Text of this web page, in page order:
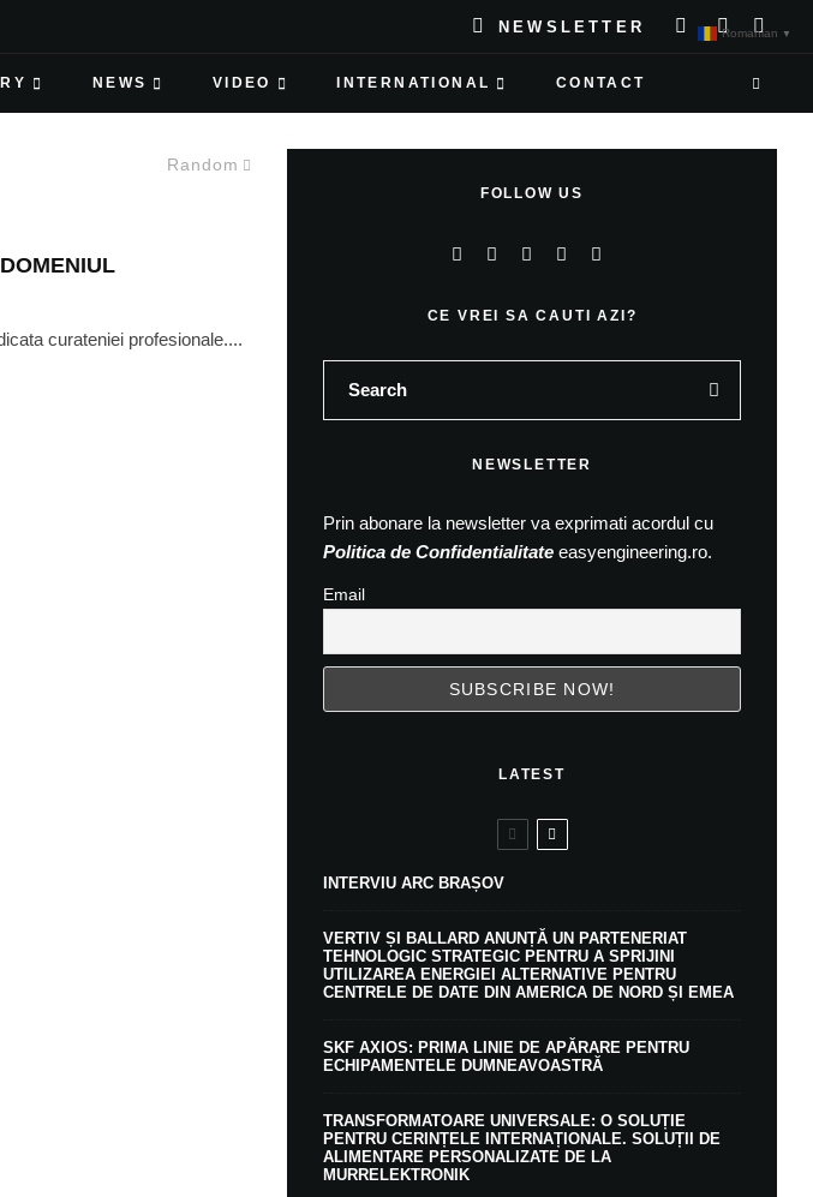
NEWSLETTER
NEWS VIDEO INTERNATIONAL CONTACT
Random
curateniei profesionale....
FOLLOW US
CE VREI SA CAUTI AZI?
NEWSLETTER
Prin abonare la newsletter va exprimati acordul cu
Politica de Confidentialitate easyengineering.ro.
Email
LATEST
INTERVIU ARC BRAȘOV
VERTIV ȘI BALLARD ANUNȚĂ UN PARTENERIAT
TEHNOLOGIC STRATEGIC PENTRU A SPRIJINI
UTILIZAREA ENERGIEI ALTERNATIVE PENTRU
CENTRELE DE DATE DIN AMERICA DE NORD ȘI EMEA
SKF AXIOS: PRIMA LINIE DE APĂRARE PENTRU
ECHIPAMENTELE DUMNEAVOASTRĂ
TRANSFORMATOARE UNIVERSALE: O SOLUȚIE
PENTRU CERINȚELE INTERNAȚIONALE. SOLUȚII DE
ALIMENTARE PERSONALIZATE DE LA
MURRELEKTRONIK
Romanian ▼